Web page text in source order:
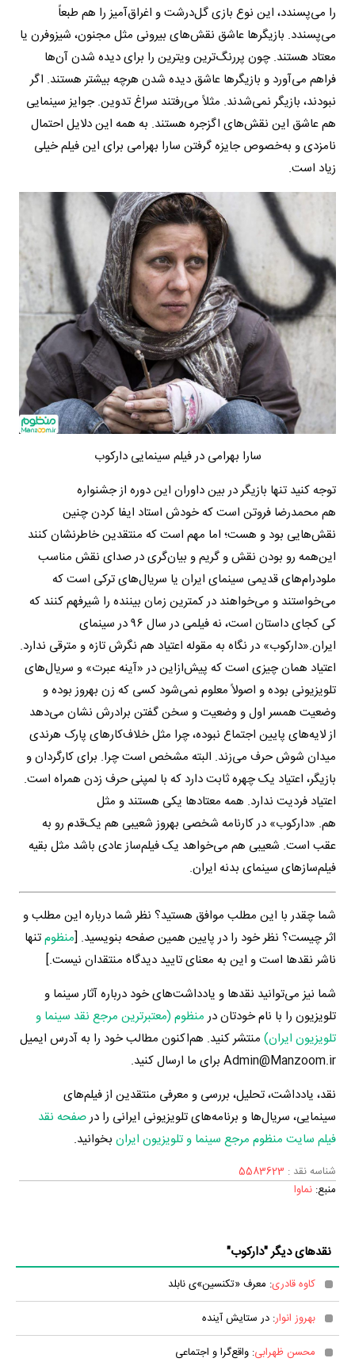
را می‌پسندد، این نوع بازی گل‌درشت و اغراق‌آمیز را هم طبعاً
می‌پسندد. بازیگرها عاشق نقش‌های بیرونی مثل مجنون، شیزوفرن یا
معتاد هستند. چون پررنگ‌ترین ویترین را برای دیده شدن آن‌ها
فراهم می‌آورد و بازیگرها عاشق دیده شدن هرچه بیشتر هستند. اگر
نبودند، بازیگر نمی‌شدند. مثلاً می‌رفتند سراغ تدوین. جوایز سینمایی
هم عاشق این نقش‌های اگزجره هستند. به همه این دلایل احتمال
نامزدی و به‌خصوص جایزه گرفتن سارا بهرامی برای این فیلم خیلی
زیاد است.
سارا بهرامی در فیلم سینمایی دارکوب
توجه کنید تنها بازیگر در بین داوران این دوره از جشنواره
هم محمدرضا فروتن است که خودش استاد ایفا کردن چنین
نقش‌هایی بود و هست؛ اما مهم است که منتقدین خاطرنشان کنند
این‌همه رو بودن نقش و گریم و بیان‌گری در صدای نقش مناسب
ملودرام‌های قدیمی سینمای ایران یا سریال‌های ترکی است که
می‌خواستند و می‌خواهند در کمترین زمان بیننده را شیرفهم کنند که
کی کجای داستان است، نه فیلمی در سال ۹۶ در سینمای
ایران.«دارکوب» در نگاه به مقوله اعتیاد هم نگرش تازه و مترقی ندارد.
اعتیاد همان چیزی است که پیش‌ازاین در «آینه عبرت» و سریال‌های
تلویزیونی بوده و اصولاً معلوم نمی‌شود کسی که زن بهروز بوده و
وضعیت همسر اول و وضعیت و سخن گفتن برادرش نشان می‌دهد
از لایه‌های پایین اجتماع نبوده، چرا مثل خلاف‌کارهای پارک هرندی
میدان شوش حرف می‌زند. البته مشخص است چرا. برای کارگردان و
بازیگر، اعتیاد یک چهره ثابت دارد که با لمپنی حرف زدن همراه است.
اعتیاد فردیت ندارد. همه معتادها یکی هستند و مثل
هم. «دارکوب» در کارنامه شخصی بهروز شعیبی هم یک‌قدم رو به
عقب است. شعیبی هم می‌خواهد یک فیلم‌ساز عادی باشد مثل بقیه
فیلم‌سازهای سینمای بدنه ایران.
شما چقدر با این مطلب موافق هستید؟ نظر شما درباره این مطلب و
اثر چیست؟ نظر خود را در پایین همین صفحه بنویسید. [منظومتنها
ناشر نقدها است و این به معنای تایید دیدگاه منتقدان نیست.]
شما نیز می‌توانید نقدها و یادداشت‌های خود درباره آثار سینما و
تلویزیون را با نام خودتان در منظوم (معتبرترین مرجع نقد سینما و
تلویزیون ایران) منتشر کنید. هم‌اکنون مطالب خود را به آدرس ایمیل
Admin@Manzoom.ir برای ما ارسال کنید.
نقد، یادداشت، تحلیل، بررسی و معرفی منتقدین از فیلم‌های
سینمایی، سریال‌ها و برنامه‌های تلویزیونی ایرانی را درصفحه نقد
فیلم سایت منظوم مرجع سینما و تلویزیون ایران بخوانید.
شناسه نقد : 5583623
منبع:نماوا
نقدهای دیگر "دارکوب"
کاوه قادری: معرف «تکنسین»ی نابلد
بهروز انوار: در ستایش آینده
محسن ظهرابی: واقع‌گرا و اجتماعی